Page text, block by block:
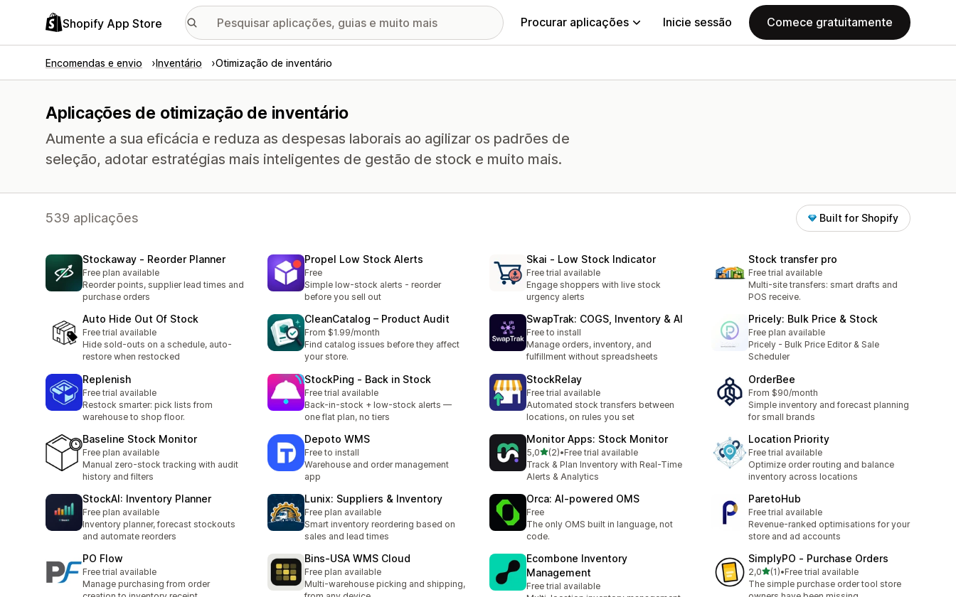
Shopify App Store Procurar aplicações Inicie sessão Comece gratuitamente
Encomendas e envio Inventário Otimização de inventário
Aplicações de otimização de inventário
Aumente a sua eficácia e reduza as despesas laborais ao agilizar os padrões de
seleção, adotar estratégias mais inteligentes de gestão de stock e muito mais.
539 aplicações Built for Shopify
Stockaway ‑ Reorder Planner
Free plan available
Reorder points, supplier lead times and
purchase orders
Propel Low Stock Alerts
Free
Simple low-stock alerts - reorder
before you sell out
Skai ‑ Low Stock Indicator
Free trial available
Engage shoppers with live stock
urgency alerts
Stock transfer pro
Free trial available
Multi-site transfers: smart drafts and
POS receive.
Auto Hide Out Of Stock
Free trial available
Hide sold-outs on a schedule, auto-
restore when restocked
CleanCatalog – Product Audit
From $1.99/month
Find catalog issues before they affect
your store.
SwapTrak: COGS, Inventory & AI
Free to install
Manage orders, inventory, and
fulfillment without spreadsheets
Pricely: Bulk Price & Stock
Free plan available
Pricely ‑ Bulk Price Editor & Sale
Scheduler
Replenish
Free trial available
Restock smarter: pick lists from
warehouse to shop floor.
StockPing ‑ Back in Stock
Free trial available
Back-in-stock + low-stock alerts —
one flat plan, no tiers
StockRelay
Free trial available
Automated stock transfers between
locations, on rules you set
OrderBee
From $90/month
Simple inventory and forecast planning
for small brands
Baseline Stock Monitor
Free plan available
Manual zero-stock tracking with audit
history and filters
Depoto WMS
Free to install
Warehouse and order management
app
Monitor Apps: Stock Monitor
5,0de 5 estrelas
(2)
2 total de avaliações
•Free trial available
Track & Plan Inventory with Real-Time
Alerts & Analytics
Location Priority
Free trial available
Optimize order routing and balance
inventory across locations
StockAI: Inventory Planner
Free plan available
Inventory planner, forecast stockouts
and automate reorders
Lunix: Suppliers & Inventory
Free plan available
Smart inventory reordering based on
sales and lead times
Orca: AI‑powered OMS
Free
The only OMS built in language, not
code.
ParetoHub
Free trial available
Revenue-ranked optimisations for your
store and ad accounts
PO Flow
Free trial available
Manage purchasing from order
Bins‑USA WMS Cloud
Free plan available
Multi-warehouse picking and shipping,
Ecombone Inventory
Management
Free trial available
SimplyPO ‑ Purchase Orders
2,0de 5 estrelas
(1)
1 total de avaliações
•Free trial available
The simple purchase order tool store